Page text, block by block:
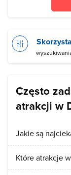
Często
atrakcji w
Jakie są
Turyści
Które atrakcje